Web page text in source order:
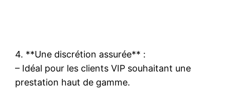
4. **Une discrétion assurée** :
– Idéal pour les clients VIP souhaitant une
prestation haut de gamme.